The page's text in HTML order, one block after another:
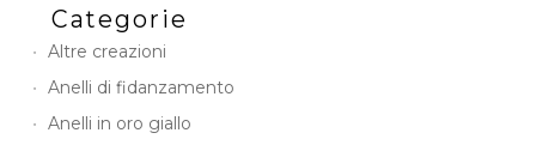
Categorie
Altre creazioni
Anelli di fidanzamento
Anelli in oro giallo